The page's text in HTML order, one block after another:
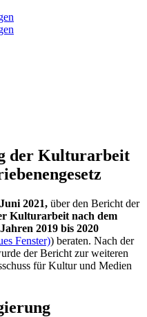
der Kulturarbeit
2021, über den Bericht der
Kulturarbeit nach dem
2019 bis 2020
Fenster)) beraten. Nach der
der Bericht zur weiteren
für Kultur und Medien